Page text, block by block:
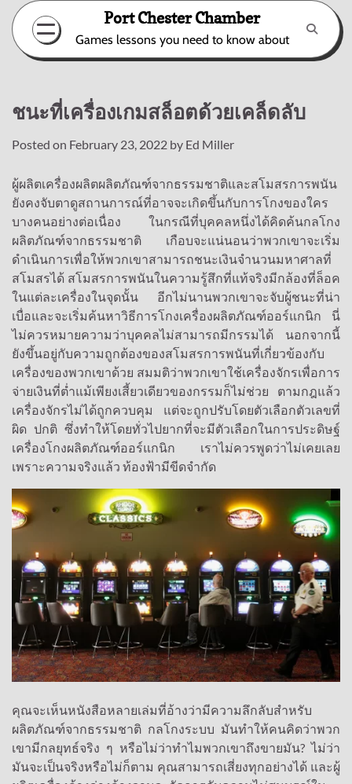
Skip
content
Port Chester Chamber
Games lessons you need to know about
ชนะที่เครื่องเกมสล็อตด้วยเคล็ดลับ
Posted on February 23, 2022 by Ed Miller
ผู้ผลิตเครื่องผลิตผลิตภัณฑ์จากธรรมชาติและสโมสรการพนัน
ยังคงจับตาดูสถานการณ์ที่อาจจะเกิดขึ้นกับการโกงของใคร
บางคนอย่างต่อเนื่อง ในกรณีที่บุคคลหนึ่งได้คิดค้นกลโกง
ผลิตภัณฑ์จากธรรมชาติ เกือบจะแน่นอนว่าพวกเขาจะเริ่ม
ดำเนินการเพื่อให้พวกเขาสามารถชนะเงินจำนวนมหาศาลที่
สโมสรได้ สโมสรการพนันในความรู้สึกที่แท้จริงมีกล้องที่ล็อค
ในแต่ละเครื่องในจุดนั้น อีกไม่นานพวกเขาจะจับผู้ชนะที่น่า
เบื่อและจะเริ่มค้นหาวิธีการโกงเครื่องผลิตภัณฑ์ออร์แกนิก นี่
ไม่ควรหมายความว่าบุคคลไม่สามารถมีกรรมได้ นอกจากนี้
ยังขึ้นอยู่กับความถูกต้องของสโมสรการพนันที่เกี่ยวข้องกับ
เครื่องของพวกเขาด้วย สมมติว่าพวกเขาใช้เครื่องจักรเพื่อการ
จ่ายเงินที่ต่ำแม้เพียงเสี้ยวเดียวของกรรมก็ไม่ช่วย ตามกฎแล้ว
เครื่องจักรไม่ได้ถูกควบคุม แต่จะถูกปรับโดยตัวเลือกตัวเลขที่
ผิด ปกติ ซึ่งทำให้โดยทั่วไปยากที่จะมีตัวเลือกในการประดิษฐ์
เครื่องโกงผลิตภัณฑ์ออร์แกนิก เราไม่ควรพูดว่าไม่เคยเลย
เพราะความจริงแล้ว ท้องฟ้ามีขีดจำกัด
คุณจะเห็นหนังสือหลายเล่มที่อ้างว่ามีความลึกลับสำหรับ
ผลิตภัณฑ์จากธรรมชาติ กลโกงระบบ มันทำให้คนคิดว่าพวก
เขามีกลยุทธ์จริง ๆ หรือไม่ว่าทำไมพวกเขาถึงขายมัน? ไม่ว่า
มันจะเป็นจริงหรือไม่ก็ตาม คุณสามารถเสี่ยงทุกอย่างได้ และผู้